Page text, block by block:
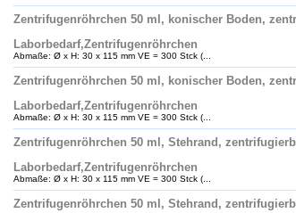
Zentrifugenröhrchen 50 ml, konischer Boden,
Laborbedarf,Zentrifugenröhrchen
Abmaße: Ø x H: 30 x 115 mm VE = 300 Stck (...
Zentrifugenröhrchen 50 ml, konischer Boden,
Laborbedarf,Zentrifugenröhrchen
Abmaße: Ø x H: 30 x 115 mm VE = 300 Stck (...
Zentrifugenröhrchen 50 ml, Stehrand,
Laborbedarf,Zentrifugenröhrchen
Abmaße: Ø x H: 30 x 115 mm VE = 300 Stck (...
Zentrifugenröhrchen 50 ml, Stehrand,